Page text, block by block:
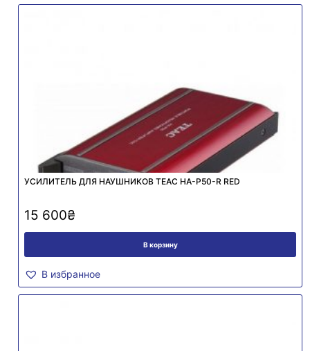
УСИЛИТЕЛЬ ДЛЯ НАУШНИКОВ TEAC HA-P50-R RED
15 600₴
В корзину
В избранное